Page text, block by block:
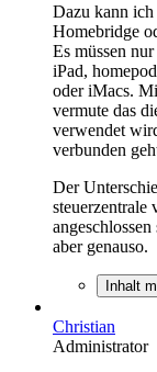
Dazu kann
Homebridge
Es müssen
iPad,
oder iMacs.
vermute das
verwendet
verbunden
Der
steuerzentrale
aber genauso.
Inhalt
Christian
Administrator